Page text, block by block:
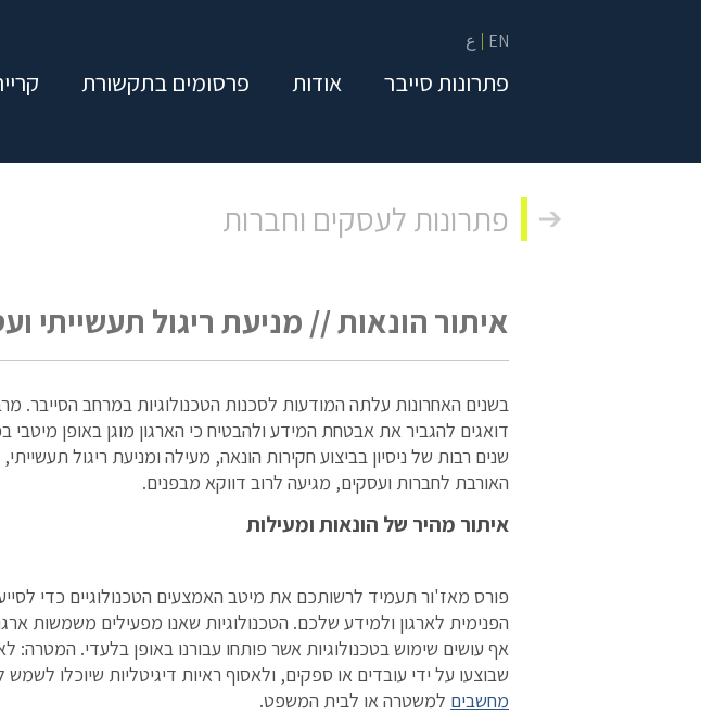
פתרונות סייבר אודות פרסומים בתקשורת
EN ع
פתרונות לעסקים וחברות
איתור הונאות // מניעת ריגול תעשייתי
בשנים האחרונות עלתה המודעות לסכנות הטכנולוגיות במרחב הסייבר.
דואגים להגביר את אבטחת המידע ולהבטיח כי הארגון מוגן באופן
שנים רבות של ניסיון בביצוע חקירות הונאה, מעילה ומניעת ריגול
האורבת לחברות ועסקים, מגיעה לרוב דווקא מבפנים.
איתור מהיר של הונאות ומעילות
פורס מאז'ור תעמיד לרשותכם את מיטב האמצעים הטכנולוגיים כדי
הפנימית לארגון ולמידע שלכם. הטכנולוגיות שאנו מפעילים משמשות
אף עושים שימוש בטכנולוגיות אשר פותחו עבורנו באופן בלעדי. המטרה:
שבוצעו על ידי עובדים או ספקים, ולאסוף ראיות דיגיטליות שיוכלו
מחשבים למשטרה או לבית המשפט.